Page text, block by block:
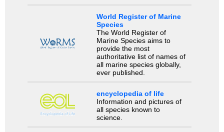
World Register of Marine
Species
The World Register of
Marine Species aims to
provide the most
authoritative list of names of
all marine species globally,
ever published.
encyclopedia of life
Information and pictures of
all species known to
science.